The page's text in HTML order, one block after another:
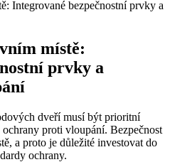
místě:
prvky a
dveří‍ musí být prioritní⁤
proti ⁣vloupání. Bezpečnost
a proto je důležité investovat do
⁢ochrany.